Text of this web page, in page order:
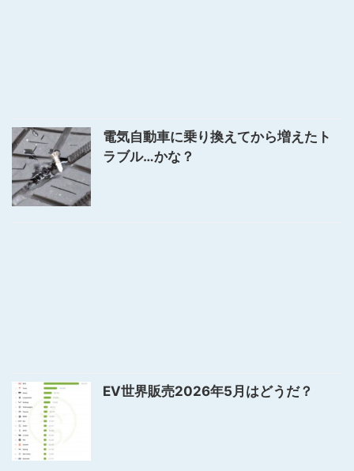
電気自動車に乗り換えてから増えたト
ラブル…かな？
EV世界販売2026年5月はどうだ？